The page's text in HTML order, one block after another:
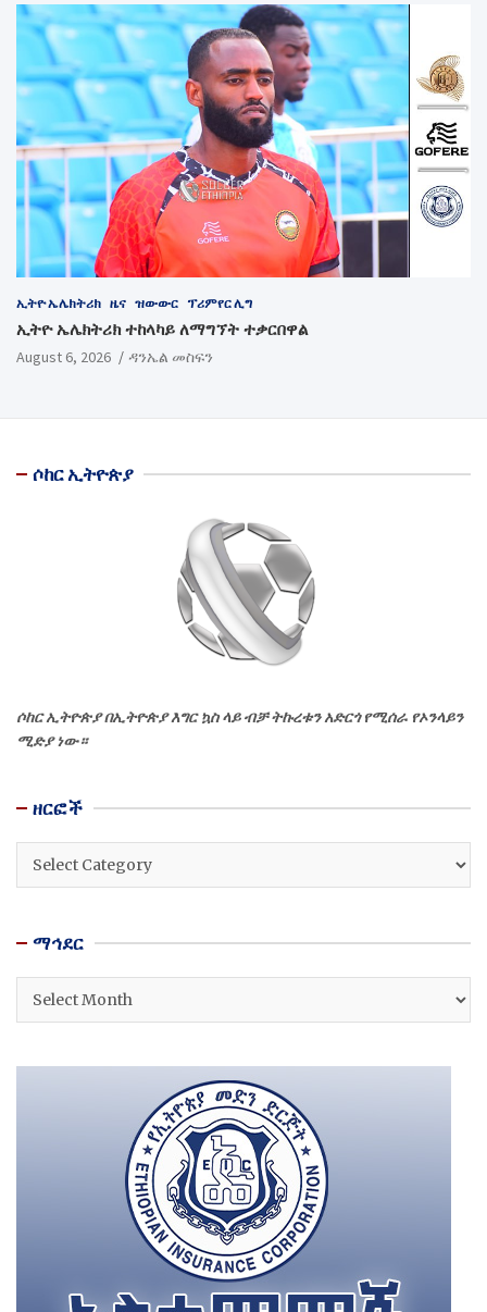
ኢትዮ ኤሌክትሪክ ዜና ዝውውር ፕሪምየር ሊግ
ኢትዮ ኤሌክትሪክ ተከላካይ ለማግኘት ተቃርበዋል
August 6, 2026 ዳንኤል መስፍን
ሶከር ኢትዮጵያ
ሶከር ኢትዮጵያ በኢትዮጵያ እግር ኳስ ላይ ብቻ ትኩረቱን አድርጎ የሚሰራ የኦንላይን
ሚድያ ነው።
ዘርፎች
ዘርፎች
ማኅደር
ማኅደር